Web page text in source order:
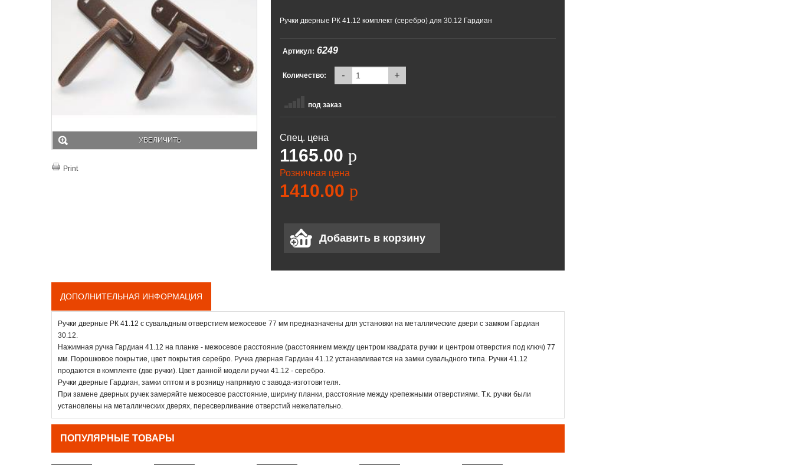
УВЕЛИЧИТЬ
Print
Ручки дверные РК 41.12 комплект (серебро) для 30.12 Гардиан
Артикул: 6249
Количество: - +
под заказ
Спец. цена
1165.00 p
Розничная цена
1410.00 p
ДОПОЛНИТЕЛЬНАЯ ИНФОРМАЦИЯ
Ручки дверные РК 41.12 с сувальдным отверстием межосевое 77 мм предназначены для установки на металлические двери с замком Гардиан
30.12.
Нажимная ручка Гардиан 41.12 на планке - межосевое расстояние (расстоянием между центром квадрата ручки и центром отверстия под ключ) 77
мм. Порошковое покрытие, цвет покрытия серебро. Ручка дверная Гардиан 41.12 устанавливается на замки сувальдного типа. Ручки 41.12
продаются в комплекте (две ручки). Цвет данной модели ручки 41.12 - серебро.
Ручки дверные Гардиан, замки оптом и в розницу напрямую с завода-изготовителя.
При замене дверных ручек замеряйте межосевое расстояние, ширину планки, расстояние между крепежными отверстиями. Т.к. ручки были
установлены на металлических дверях, пересверливание отверстий нежелательно.
ПОПУЛЯРНЫЕ ТОВАРЫ